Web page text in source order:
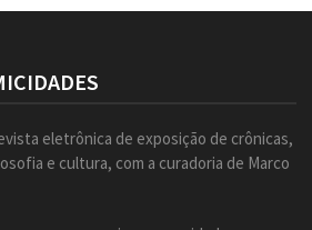
eletrônica de exposição de crônicas,
e cultura, com a curadoria de Marco